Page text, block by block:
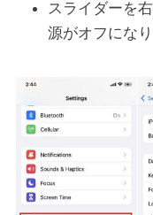
スライダーを
源がオフになり